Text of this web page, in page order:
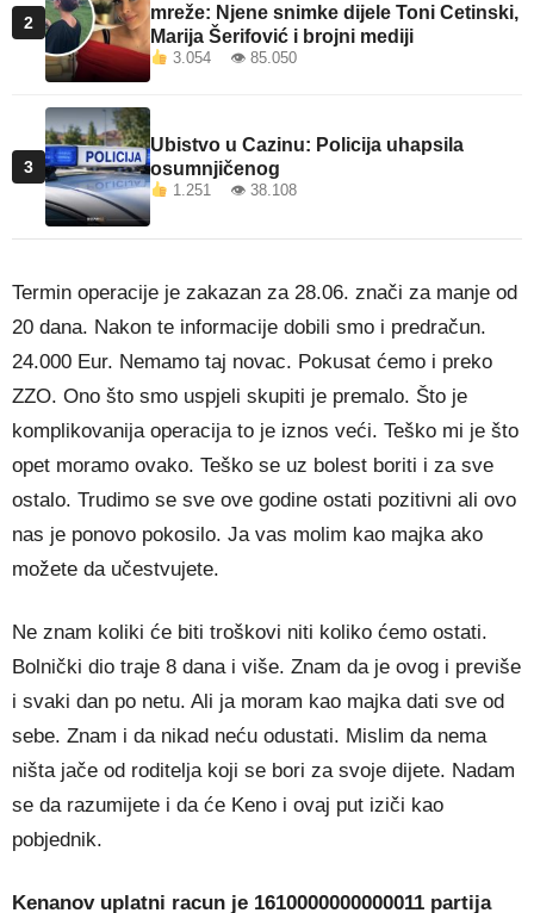
2
mreže: Njene snimke dijele Toni Cetinski,
Marija Šerifović i brojni mediji
3.054 👁 85.050
3
Ubistvo u Cazinu: Policija uhapsila
osumnjičenog
1.251 👁 38.108
Termin operacije je zakazan za 28.06. znači za manje od
20 dana. Nakon te informacije dobili smo i predračun.
24.000 Eur. Nemamo taj novac. Pokusat ćemo i preko
ZZO. Ono što smo uspjeli skupiti je premalo. Što je
komplikovanija operacija to je iznos veći. Teško mi je što
opet moramo ovako. Teško se uz bolest boriti i za sve
ostalo. Trudimo se sve ove godine ostati pozitivni ali ovo
nas je ponovo pokosilo. Ja vas molim kao majka ako
možete da učestvujete.
Ne znam koliki će biti troškovi niti koliko ćemo ostati.
Bolnički dio traje 8 dana i više. Znam da je ovog i previše
i svaki dan po netu. Ali ja moram kao majka dati sve od
sebe. Znam i da nikad neću odustati. Mislim da nema
ništa jače od roditelja koji se bori za svoje dijete. Nadam
se da razumijete i da će Keno i ovaj put iziči kao
pobjednik.
Kenanov uplatni racun je 1610000000000011 partija